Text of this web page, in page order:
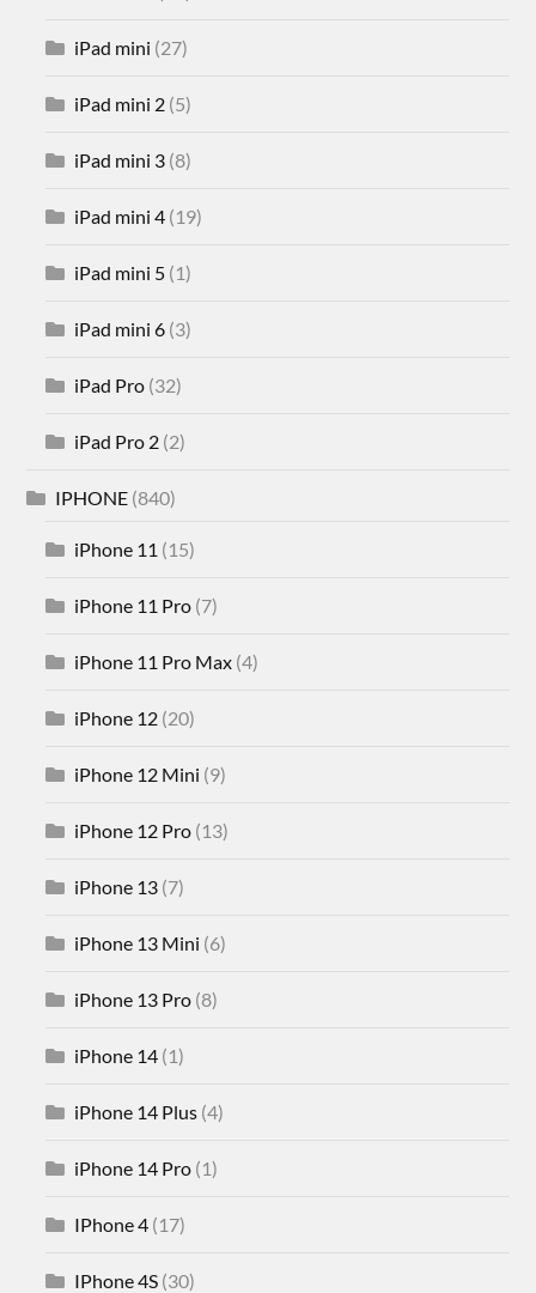
iPad mini (27)
iPad mini 2 (5)
iPad mini 3 (8)
iPad mini 4 (19)
iPad mini 5 (1)
iPad mini 6 (3)
iPad Pro (32)
iPad Pro 2 (2)
IPHONE (840)
iPhone 11 (15)
iPhone 11 Pro (7)
iPhone 11 Pro Max (4)
iPhone 12 (20)
iPhone 12 Mini (9)
iPhone 12 Pro (13)
iPhone 13 (7)
iPhone 13 Mini (6)
iPhone 13 Pro (8)
iPhone 14 (1)
iPhone 14 Plus (4)
iPhone 14 Pro (1)
IPhone 4 (17)
IPhone 4S (30)